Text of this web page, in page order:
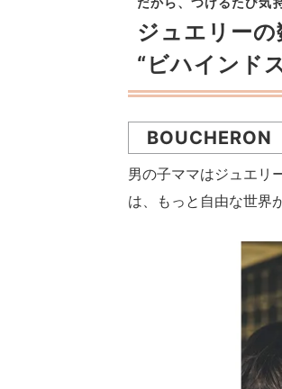
ジュエリー
“ビハインド
BOUCHERON
男の子ママはジュエリ
は、もっと自由な世界